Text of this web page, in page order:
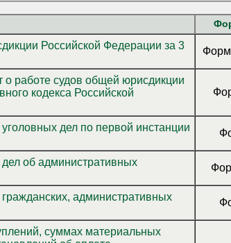
Российской Федерации за 3
работе судов общей юрисдикции
кодекса Российской
об административных
суммах материальных